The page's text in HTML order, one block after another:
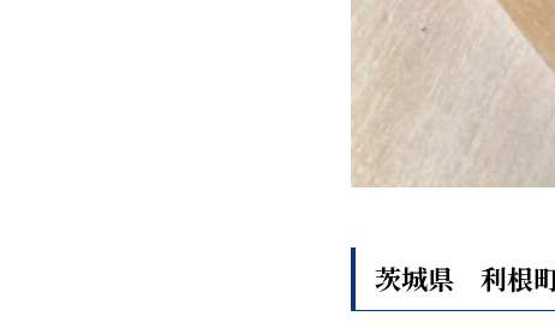
茨城県 利根